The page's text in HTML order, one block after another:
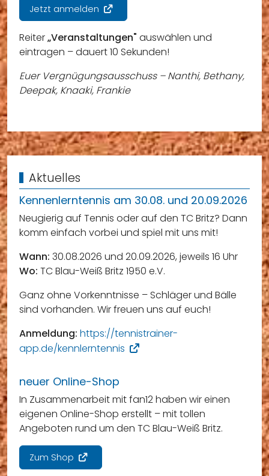
Jetzt anmelden
Reiter„Veranstaltungen" auswählen und
eintragen – dauert 10 Sekunden!
Euer Vergnügungsausschuss – Nanthi, Bethany,
Deepak, Knaaki, Frankie
Aktuelles
Kennenlerntennis am 30.08. und 20.09.2026
Neugierig auf Tennis oder auf den TC Britz? Dann
komm einfach vorbei und spiel mit uns mit!
Wann: 30.08.2026 und 20.09.2026, jeweils 16 Uhr
Wo: TC Blau-Weiß Britz 1950 e.V.
Ganz ohne Vorkenntnisse – Schläger und Bälle
sind vorhanden. Wir freuen uns auf euch!
Anmeldung: https://tennistrainer-
app.de/kennlerntennis
neuer Online-Shop
In Zusammenarbeit mit fan12 haben wir einen
eigenen Online-Shop erstellt – mit tollen
Angeboten rund um den TC Blau-Weiß Britz.
Zum Shop